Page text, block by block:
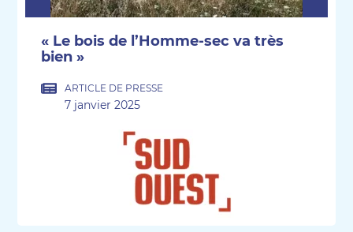
« Le bois de l’Homme-sec va très
bien »
ARTICLE DE PRESSE
7 janvier 2025